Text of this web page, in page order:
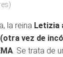
la reina Letizia
vez de
. Se trata de